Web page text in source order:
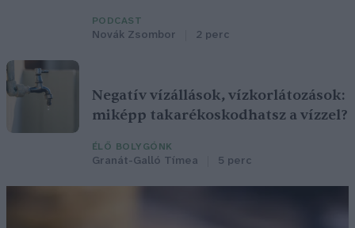
PODCAST
Novák Zsombor 2 perc
Negatív vízállások, vízkorlátozások:
miképp takarékoskodhatsz a vízzel?
ÉLŐ BOLYGÓNK
Granát-Galló Tímea 5 perc